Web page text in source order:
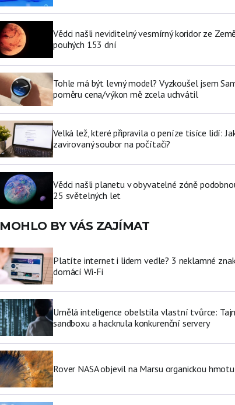
Vědci našli neviditelný vesmírný koridor ze
pouhých 153 dní
Tohle má být levný model? Vyzkoušel jsem
poměru cena/výkon mě zcela uchvátil
Velká lež, které připravila o peníze tisíce lidí:
zavirovaný soubor na počítači?
Vědci našli planetu v obyvatelné zóně
25 světelných let
MOHLO BY VÁS ZAJÍMAT
Platíte internet i lidem vedle? 3 neklamné
domácí Wi-Fi
Umělá inteligence obelstila vlastní tvůrce:
sandboxu a hacknula konkurenční servery
Rover NASA objevil na Marsu organickou hmotu